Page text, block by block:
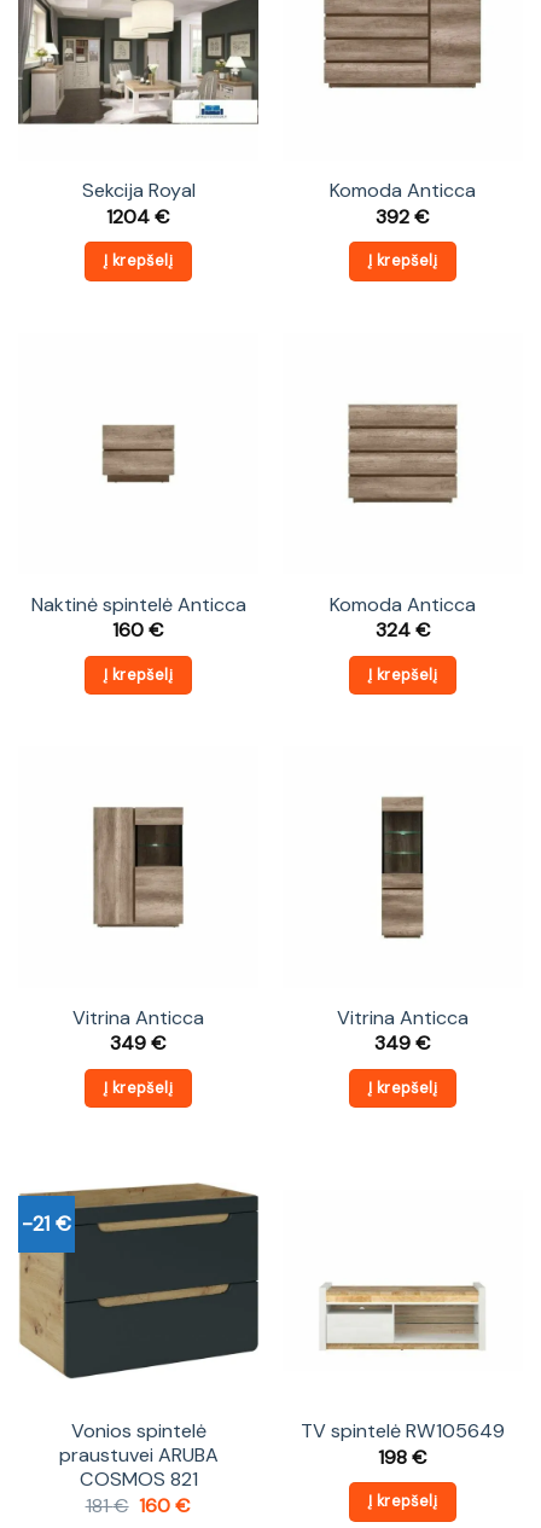
Sekcija Royal
1204€
Į krepšelį
Komoda Anticca
392€
Į krepšelį
Naktinė spintelė Anticca
160€
Į krepšelį
Komoda Anticca
324€
Į krepšelį
Vitrina Anticca
349€
Į krepšelį
Vitrina Anticca
349€
Į krepšelį
-21 €
Vonios spintelė
praustuvei ARUBA
COSMOS 821
181€ Original
160€Current
TV spintelė RW105649
198€
Į krepšelį